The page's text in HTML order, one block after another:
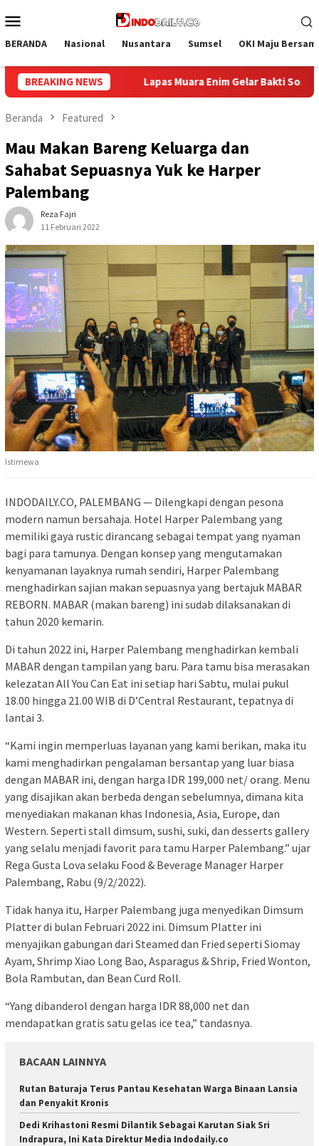
ke
Mobile
BERANDA Nasional Nusantara Sumsel OKI Maju
BREAKING NEWS
Sosial Donor Darah dalam Rangka Memperingati HUT ke-81
Beranda Featured
Mau Makan Bareng Keluarga dan
Sahabat Sepuasnya Yuk ke Harper
Palembang
Reza Fajri
11 Februari 2022
Istimewa
INDODAILY.CO, PALEMBANG — Dilengkapi dengan pesona
modern namun bersahaja. Hotel Harper Palembang yang
memiliki gaya rustic dirancang sebagai tempat yang nyaman
bagi para tamunya. Dengan konsep yang mengutamakan
kenyamanan layaknya rumah sendiri, Harper Palembang
menghadirkan sajian makan sepuasnya yang bertajuk MABAR
REBORN. MABAR (makan bareng) ini sudab dilaksanakan di
tahun 2020 kemarin.
Di tahun 2022 ini, Harper Palembang menghadirkan kembali
MABAR dengan tampilan yang baru. Para tamu bisa merasakan
kelezatan All You Can Eat ini setiap hari Sabtu, mulai pukul
18.00 hingga 21.00 WIB di D’Central Restaurant, tepatnya di
lantai 3.
“Kami ingin memperluas layanan yang kami berikan, maka itu
kami menghadirkan pengalaman bersantap yang luar biasa
dengan MABAR ini, dengan harga IDR 199,000 net/ orang. Menu
yang disajikan akan berbeda dengan sebelumnya, dimana kita
menyediakan makanan khas Indonesia, Asia, Europe, dan
Western. Seperti stall dimsum, sushi, suki, dan desserts gallery
yang selalu menjadi favorit para tamu Harper Palembang.” ujar
Rega Gusta Lova selaku Food & Beverage Manager Harper
Palembang, Rabu (9/2/2022).
Tidak hanya itu, Harper Palembang juga menyedikan Dimsum
Platter di bulan Februari 2022 ini. Dimsum Platter ini
menyajikan gabungan dari Steamed dan Fried seperti Siomay
Ayam, Shrimp Xiao Long Bao, Asparagus & Shrip, Fried Wonton,
Bola Rambutan, dan Bean Curd Roll.
“Yang dibanderol dengan harga IDR 88,000 net dan
mendapatkan gratis satu gelas ice tea,” tandasnya.
BACAAN LAINNYA
Rutan Baturaja Terus Pantau Kesehatan Warga Binaan Lansia
dan Penyakit Kronis
Dedi Krihastoni Resmi Dilantik Sebagai Karutan Siak Sri
Indrapura, Ini Kata Direktur Media Indodaily.co